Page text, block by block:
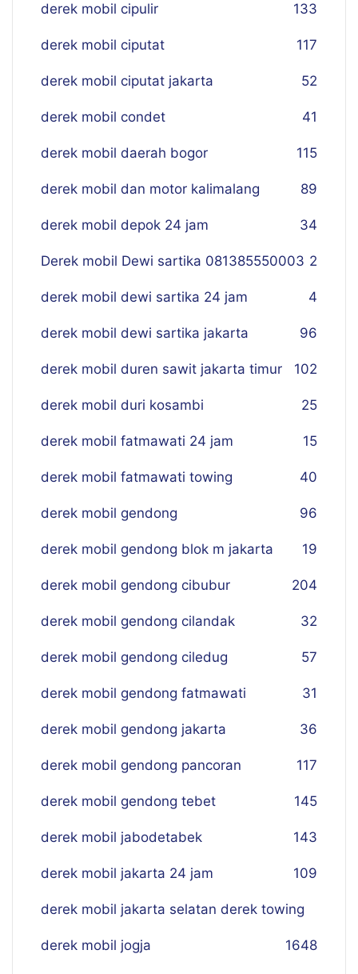
derek mobil cipulir 133
derek mobil ciputat 117
derek mobil ciputat jakarta 52
derek mobil condet 41
derek mobil daerah bogor 115
derek mobil dan motor kalimalang 89
derek mobil depok 24 jam 34
Derek mobil Dewi sartika 081385550003 2
derek mobil dewi sartika 24 jam 4
derek mobil dewi sartika jakarta 96
derek mobil duren sawit jakarta timur 102
derek mobil duri kosambi 25
derek mobil fatmawati 24 jam 15
derek mobil fatmawati towing 40
derek mobil gendong 96
derek mobil gendong blok m jakarta 19
derek mobil gendong cibubur 204
derek mobil gendong cilandak 32
derek mobil gendong ciledug 57
derek mobil gendong fatmawati 31
derek mobil gendong jakarta 36
derek mobil gendong pancoran 117
derek mobil gendong tebet 145
derek mobil jabodetabek 143
derek mobil jakarta 24 jam 109
derek mobil jakarta selatan derek towing
48
derek mobil jogja 16